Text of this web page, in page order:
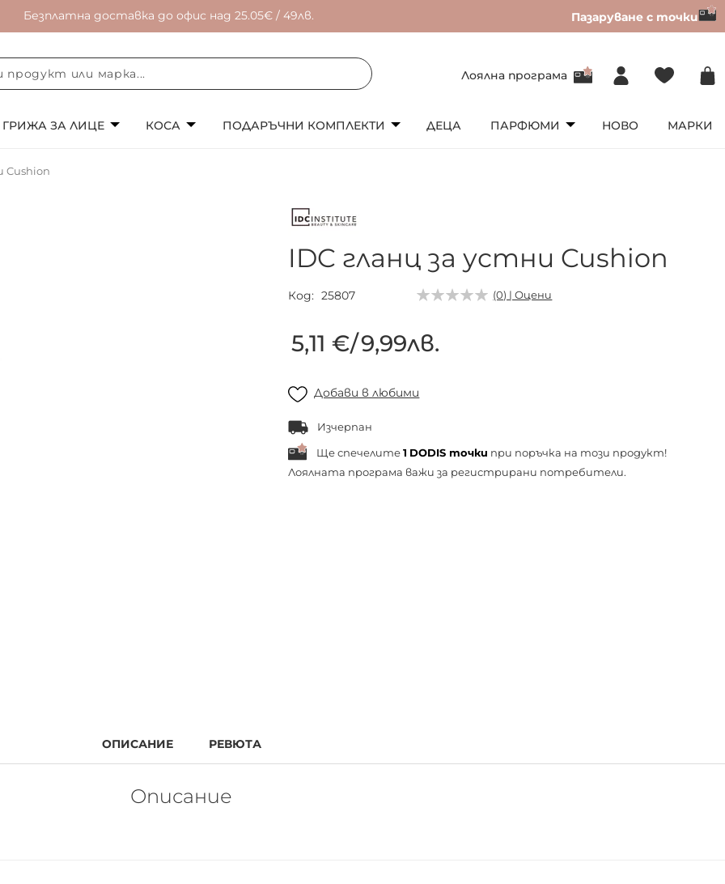
Безплатна доставка до офис над 25.05€ / 49лв. Пазаруване с точки
Лоялна програма
ГРИЖА ЗА ЛИЦЕ КОСА ПОДАРЪЧНИ КОМПЛЕКТИ ДЕЦА ПАРФЮМИ НОВО МАРКИ
Cushion
IDC гланц за устни Cushion
Код 25807 (0) | Оцени
5,11 €/9,99лв.
Добави в любими
Изчерпан
Ще спечелите 1 DODIS точки при поръчка на този продукт!
Лоялната програма важи за регистрирани потребители.
ОПИСАНИЕ РЕВЮТА
Описание